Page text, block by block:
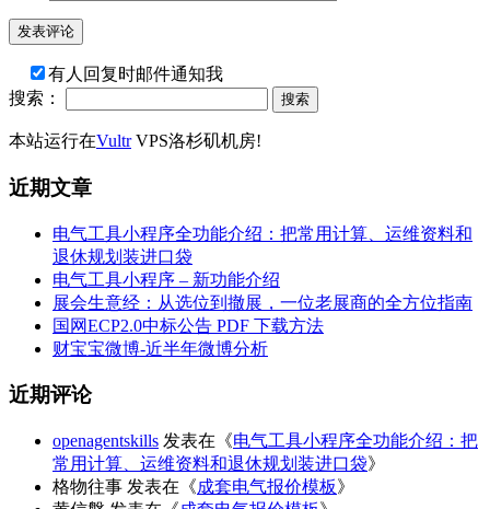
有人回复时邮件通知我
搜索：
本站运行在VultrVPS洛杉矶机房!
近期文章
电气工具小程序全功能介绍：把常用计算、运维资料和
退休规划装进口袋
电气工具小程序 – 新功能介绍
展会生意经：从选位到撤展，一位老展商的全方位指南
国网ECP2.0中标公告 PDF 下载方法
财宝宝微博-近半年微博分析
近期评论
openagentskills 发表在《电气工具小程序全功能介绍：把
常用计算、运维资料和退休规划装进口袋》
格物往事 发表在《成套电气报价模板》